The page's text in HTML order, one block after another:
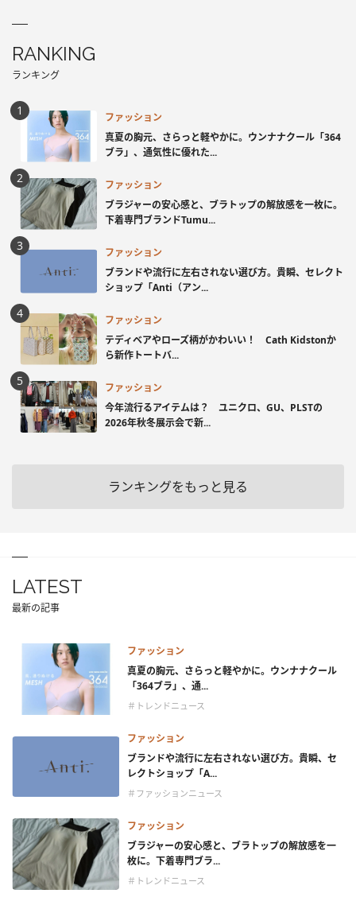
RANKING
ランキング
ファッション
真夏の胸元、さらっと軽やかに。ウンナナクール「364
ブラ」、通気性に優れた...
ファッション
ブラジャーの安心感と、ブラトップの解放感を一枚に。
下着専門ブランドTumu...
ファッション
ブランドや流行に左右されない選び方。貴瞬、セレクト
ショップ「Anti（アン...
ファッション
テディベアやローズ柄がかわいい！ Cath Kidstonか
ら新作トートバ...
ファッション
今年流行るアイテムは？ ユニクロ、GU、PLSTの
2026年秋冬展示会で新...
ランキングをもっと見る
LATEST
最新の記事
ファッション
真夏の胸元、さらっと軽やかに。ウンナナクール
「364ブラ」、通...
＃トレンドニュース
ファッション
ブランドや流行に左右されない選び方。貴瞬、セ
レクトショップ「A...
＃ファッションニュース
ファッション
ブラジャーの安心感と、ブラトップの解放感を一
枚に。下着専門ブラ...
＃トレンドニュース